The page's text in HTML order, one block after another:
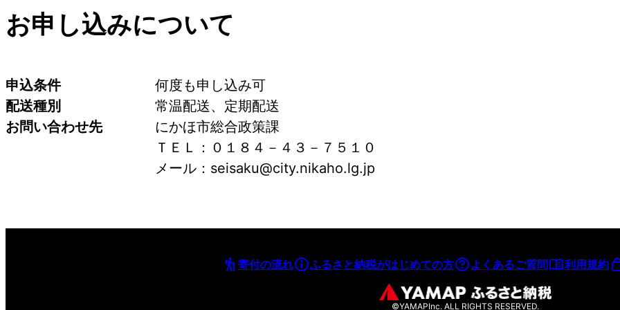
お申し込みについて
申込条件
何度も申し込み可
配送種別
常温配送、定期配送
お問い合わせ先
にかほ市総合政策課
ＴＥＬ：０１８４－４３－７５１０
メール：seisaku@city.nikaho.lg.jp
寄付の流れ ふるさと納税がはじめての方 よくあるご質問 利用規約
©YAMAPInc. ALL RIGHTS RESERVED.